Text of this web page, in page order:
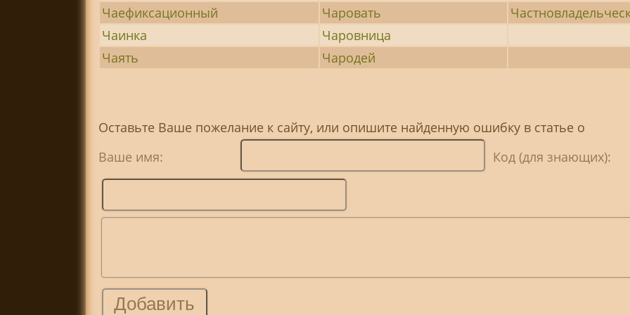
Чаефиксационный Чаровать
Чаинка
Чаровница
Чаять
Чародей
Оставьте Ваше пожелание к сайту, или опишите найденную ошибку в статье о
Ваше имя:
Код (для знающих):